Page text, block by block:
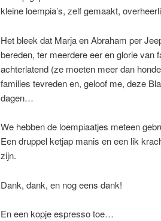
kleine loempia’s, zelf gemaakt,
Het bleek dat Marja en Abraham per
bereden, ter meerdere eer en glorie van
achterlatend (ze moeten meer dan
families tevreden en, geloof me, deze
dagen…
We hebben de loempiaatjes meteen
Een druppel ketjap manis en een lik
zijn.
Dank, dank, en nog eens dank!
En een kopje espresso toe…